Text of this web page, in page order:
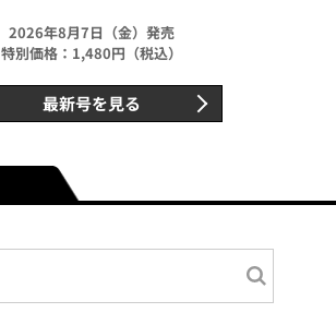
2026年8月7日（金）発売
特別価格：1,480円（税込）
最新号を見る